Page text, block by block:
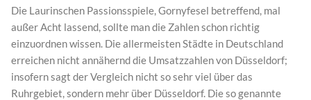
Die Laurinschen Passionsspiele, Gornyfesel betreffend, mal
außer Acht lassend, sollte man die Zahlen schon richtig
einzuordnen wissen. Die allermeisten Städte in Deutschland
erreichen nicht annähernd die Umsatzzahlen von Düsseldorf;
insofern sagt der Vergleich nicht so sehr viel über das
Ruhrgebiet, sondern mehr über Düsseldorf. Die so genannte